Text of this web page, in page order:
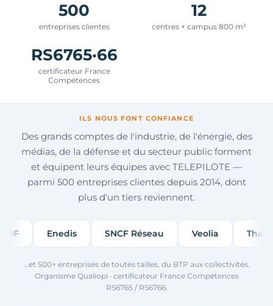
500
entreprises clientes
12
centres + campus 800 m²
RS6765·66
certificateur France
Compétences
ILS NOUS FONT CONFIANCE
Des grands comptes de l'industrie, de l'énergie, des
médias, de la défense et du secteur public forment
et équipent leurs équipes avec TELEPILOTE —
parmi 500 entreprises clientes depuis 2014, dont
plus d'un tiers reviennent.
Enedis SNCF Réseau Veolia Thales
…et 500+ entreprises de toutes tailles, du BTP aux collectivités.
Organisme Qualiopi · certificateur France Compétences
RS6765 / RS6766.